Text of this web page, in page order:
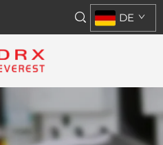
DE